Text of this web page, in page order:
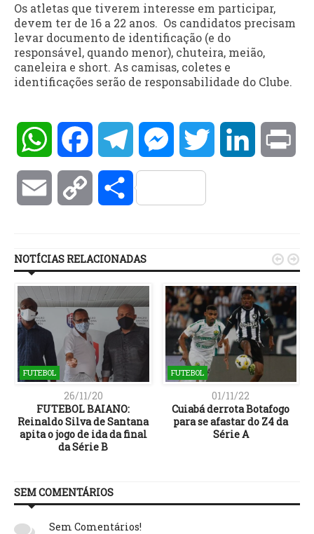
Os atletas que tiverem interesse em participar,
devem ter de 16 a 22 anos. Os candidatos precisam
levar documento de identificação (e do
responsável, quando menor), chuteira, meião,
caneleira e short. As camisas, coletes e
identificações serão de responsabilidade do Clube.
WhatsAppFacebookTelegramMessengerTwitter LinkedIn
Email Copy Compartilhar
NOTÍCIAS RELACIONADAS
FUTEBOL
26/11/20
FUTEBOL BAIANO:
Reinaldo Silva de Santana
apita o jogo de ida da final
da Série B
FUTEBOL
01/11/22
Cuiabá derrota Botafogo
para se afastar do Z4 da
Série A
 
SEM COMENTÁRIOS
Sem Comentários!